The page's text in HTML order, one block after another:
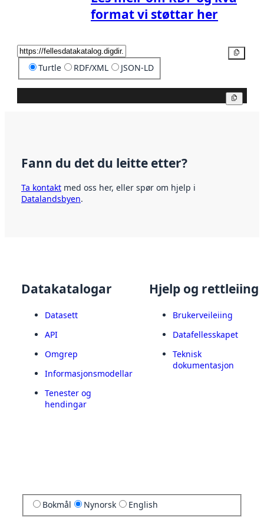
format vi støttar her
Turtle RDF/XML JSON-LD
Fann du det du leitte etter?
Ta kontakt med oss her, eller spør om hjelp i
Datalandsbyen.
Datakatalogar
Datasett
API
Omgrep
Informasjonsmodellar
Tenester og
hendingar
Hjelp og rettleiing
Brukerveileiing
Datafellesskapet
Teknisk
dokumentasjon
Bokmål Nynorsk English